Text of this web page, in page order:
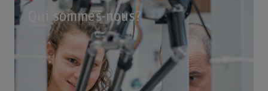
Qui sommes-nous?